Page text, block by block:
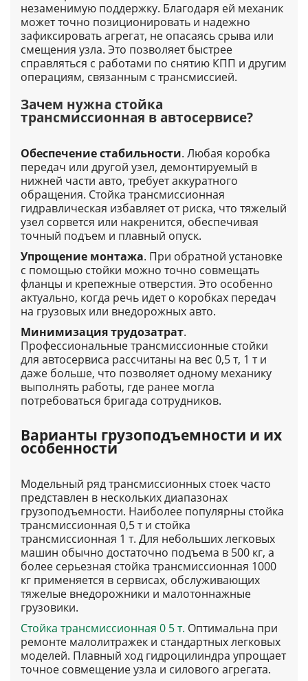
незаменимую поддержку. Благодаря ей механик
может точно позиционировать и надежно
зафиксировать агрегат, не опасаясь срыва или
смещения узла. Это позволяет быстрее
справляться с работами по снятию КПП и другим
операциям, связанным с трансмиссией.
Зачем нужна стойка
трансмиссионная в автосервисе?
Обеспечение стабильности. Любая коробка
передач или другой узел, демонтируемый в
нижней части авто, требует аккуратного
обращения. Стойка трансмиссионная
гидравлическая избавляет от риска, что тяжелый
узел сорвется или накренится, обеспечивая
точный подъем и плавный опуск.
Упрощение монтажа. При обратной установке
с помощью стойки можно точно совмещать
фланцы и крепежные отверстия. Это особенно
актуально, когда речь идет о коробках передач
на грузовых или внедорожных авто.
Минимизация трудозатрат.
Профессиональные трансмиссионные стойки
для автосервиса рассчитаны на вес 0,5 т, 1 т и
даже больше, что позволяет одному механику
выполнять работы, где ранее могла
потребоваться бригада сотрудников.
Варианты грузоподъемности и их
особенности
Модельный ряд трансмиссионных стоек часто
представлен в нескольких диапазонах
грузоподъемности. Наиболее популярны стойка
трансмиссионная 0,5 т и стойка
трансмиссионная 1 т. Для небольших легковых
машин обычно достаточно подъема в 500 кг, а
более серьезная стойка трансмиссионная 1000
кг применяется в сервисах, обслуживающих
тяжелые внедорожники и малотоннажные
грузовики.
Стойка трансмиссионная 0 5 т. Оптимальна при
ремонте малолитражек и стандартных легковых
моделей. Плавный ход гидроцилиндра упрощает
точное совмещение узла и силового агрегата.